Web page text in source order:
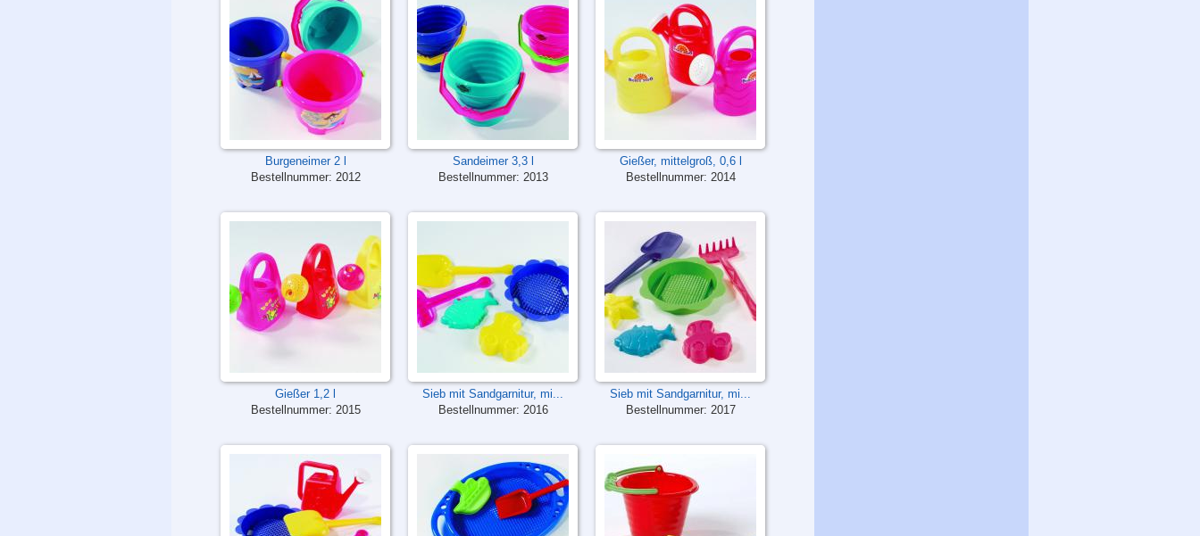
Burgeneimer 2 l
Bestellnummer: 2012
Sandeimer 3,3 l
Bestellnummer: 2013
Gießer, mittelgroß, 0,6 l
Bestellnummer: 2014
Gießer 1,2 l
Bestellnummer: 2015
Sieb mit Sandgarnitur, mi...
Bestellnummer: 2016
Sieb mit Sandgarnitur, mi...
Bestellnummer: 2017